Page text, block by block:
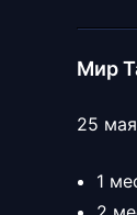
Мир
25
1